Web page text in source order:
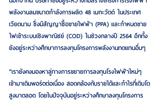
พลังงานลมขนาดกำลังการผลิต 48 เมกะวัตต์ ในประเทศ
เวียดนาม ซึ่งมีสัญญาซื้อขายไฟฟ้า (PPA) และกำหนดขาย
ไฟเข้าระบบเชิงพาณิชย์ (COD) ในช่วงกลางปี 2564 อีกทั้ง
ยังอยู่ระหว่างศึกษาการลงทุนโครงการพลังงานทดแทนอื่นๆ
“เรายังคงมองหาลู่ทางการขยายการลงทุนโรงไฟฟ้าใหม่ๆ
เข้ามาเติมพอร์ตต่อเนื่อง สอดคล้องกับรายได้และกำไรที่เติบโต
สูงมาตลอด โดยในปัจจุบันอยู่ระหว่างศึกษาลงทุนโครงการ